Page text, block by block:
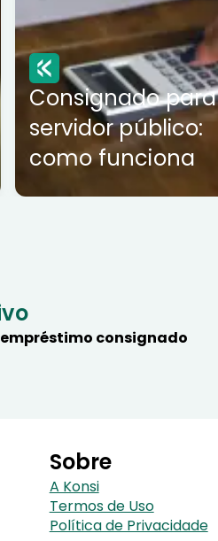
Consignado para
servidor público:
como funciona
empréstimo consignado
Sobre
A Konsi
Termos de Uso
Política de Privacidade